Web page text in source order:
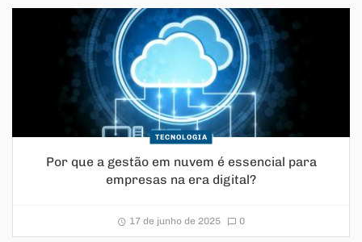
TECNOLOGIA
Por que a gestão em nuvem é essencial para
empresas na era digital?
17 de junho de 2025 0